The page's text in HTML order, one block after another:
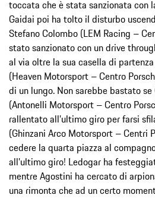
toccata che è stata sanzionata con
Gaidai poi ha tolto il disturbo
Stefano Colombo (LEM Racing –
stato sanzionato con un drive
al via oltre la sua casella di
(Heaven Motorsport – Centro
di un lungo. Non sarebbe bastato se
(Antonelli Motorsport – Centro
rallentato all’ultimo giro per farsi
(Ghinzani Arco Motorsport – Centri
cedere la quarta piazza al
all’ultimo giro! Ledogar ha
mentre Agostini ha cercato di
una rimonta che ad un certo